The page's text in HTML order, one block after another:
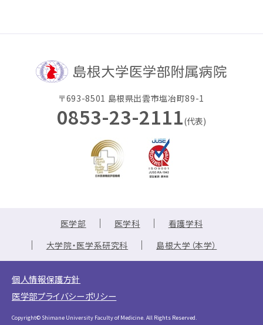
〒693-8501 島根県出雲市塩冶町89-1
0853-23-2111(代表)
医学部 医学科
看護学科
大学院・医学系研究科
島根大学（本学）
Copyright© Shimane University Faculty of Medicine. All Rights Reserved.
個人情報保護方針
医学部プライバシーポリシー